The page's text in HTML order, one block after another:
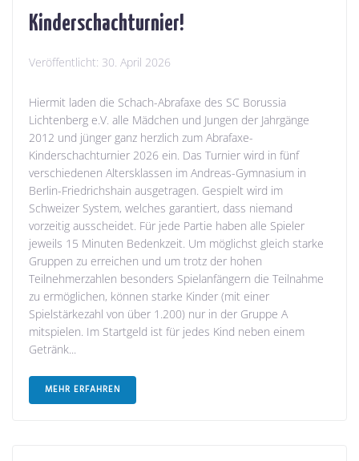
Kinderschachturnier!
Veröffentlicht: 30. April 2026
Hiermit laden die Schach-Abrafaxe des SC Borussia
Lichtenberg e.V. alle Mädchen und Jungen der Jahrgänge
2012 und jünger ganz herzlich zum Abrafaxe-
Kinderschachturnier 2026 ein. Das Turnier wird in fünf
verschiedenen Altersklassen im Andreas-Gymnasium in
Berlin-Friedrichshain ausgetragen. Gespielt wird im
Schweizer System, welches garantiert, dass niemand
vorzeitig ausscheidet. Für jede Partie haben alle Spieler
jeweils 15 Minuten Bedenkzeit. Um möglichst gleich starke
Gruppen zu erreichen und um trotz der hohen
Teilnehmerzahlen besonders Spielanfängern die Teilnahme
zu ermöglichen, können starke Kinder (mit einer
Spielstärkezahl von über 1.200) nur in der Gruppe A
mitspielen. Im Startgeld ist für jedes Kind neben einem
Getränk...
MEHR ERFAHREN